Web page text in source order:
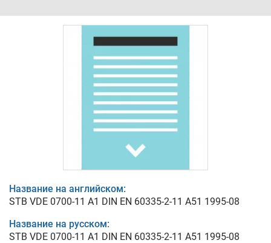
Название на английском:
STB VDE 0700-11 A1 DIN EN 60335-2-11 A51 1995-08
Название на русском:
STB VDE 0700-11 A1 DIN EN 60335-2-11 A51 1995-08